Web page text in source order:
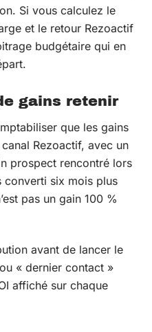
Si vous calculez le
et le retour Rezoactif
budgétaire qui en
gains retenir
que les gains
Rezoactif, avec un
prospect rencontré lors
converti six mois plus
pas un gain 100 %
avant de lancer le
« dernier contact »
affiché sur chaque